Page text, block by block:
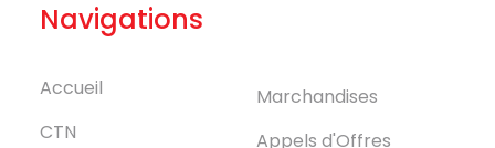
Navigations
Accueil
CTN
Marchandises
Appels d'Offres